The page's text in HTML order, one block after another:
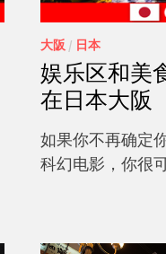
大阪 / 日本
娱乐区和美
在日本大阪
如果你不再确定
科幻电影，你很